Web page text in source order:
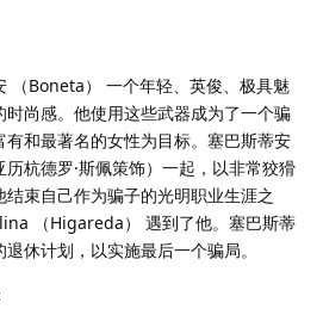
（Boneta） 一个年轻、英俊、极具魅
尚感。他使用这些武器成为了一个骗
和最著名的女性为目标。塞巴斯蒂安
杭德罗·斯佩策饰）一起，以非常狡猾
束自己作为骗子的光明职业生涯之
（Higareda） 遇到了他。塞巴斯蒂
休计划，以实施最后一个骗局。